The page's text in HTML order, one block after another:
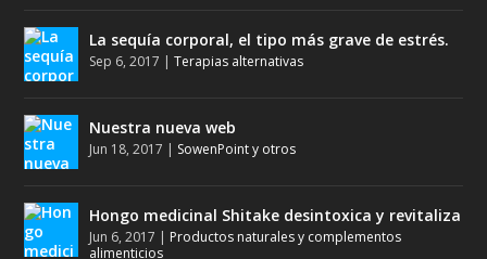
La sequía corporal, el tipo más grave de estrés.
Sep 6, 2017 |Terapias alternativas
Nuestra nueva web
Jun 18, 2017 | SowenPoint y otros
Hongo medicinal Shitake desintoxica y revitaliza
Jun 6, 2017 | Productos naturales y complementos
alimenticios